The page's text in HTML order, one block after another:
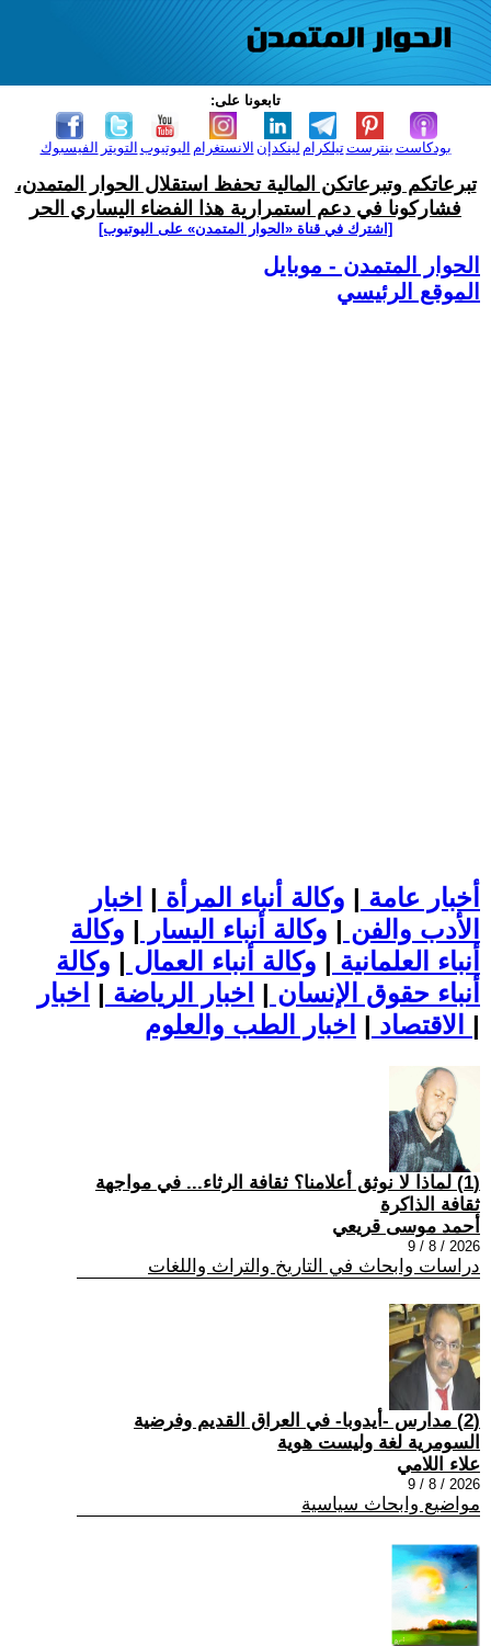
تابعونا على:
الفيسبوك التويتر اليوتيوب الانستغرام لينكدإن تيلكرامبنترست بودكاست
تبرعاتكم وتبرعاتكن المالية تحفظ استقلال الحوار المتمدن،
فشاركونا في دعم استمرارية هذا الفضاء اليساري الحر
[اشترك في قناة ‫«الحوار المتمدن» على اليوتيوب]
الحوار المتمدن - موبايل
الموقع الرئيسي
أخبار عامة | وكالة أنباء المرأة | اخبار
الأدب والفن | وكالة أنباء اليسار | وكالة
أنباء العلمانية | وكالة أنباء العمال | وكالة
أنباء حقوق الإنسان | اخبار الرياضة | اخبار
الاقتصاد | |
(1) لماذا لا نوثق أعلامنا؟ ثقافة الرثاء... في مواجهة
ثقافة الذاكرة
أحمد موسى قريعي
2026 / 8 / 9
دراسات وابحاث في التاريخ والتراث واللغات
(2) مدارس -أيدوبا- في العراق القديم وفرضية
السومرية لغة وليست هوية
علاء اللامي
2026 / 8 / 9
مواضيع وابحاث سياسية